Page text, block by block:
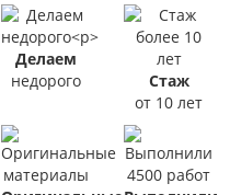
Делаем
недорого
Стаж
от 10 лет